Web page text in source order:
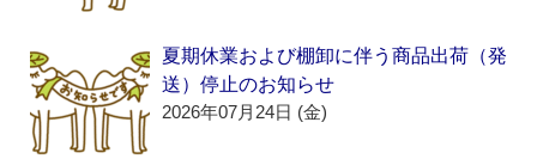
夏期休業および棚卸に伴う商品出荷（発
送）停止のお知らせ
2026年07月24日 (金)